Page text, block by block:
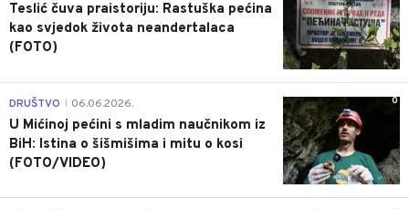
Teslić čuva praistoriju: Rastuška pećina
kao svjedok života neandertalaca
(FOTO)
0
DRUŠTVO 06.06.2026.
U Mićinoj pećini s mladim naučnikom iz
BiH: Istina o šišmišima i mitu o kosi
(FOTO/VIDEO)